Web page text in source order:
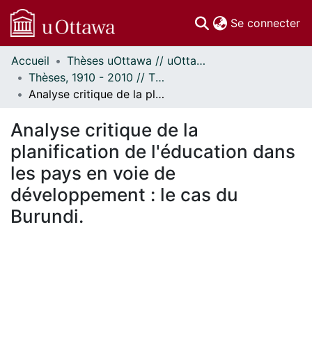
Se connecter
Communautés
et collections
Parcourir
À propos
Accueil
Thèses uOttawa // uOttawa Theses
Thèses, 1910 - 2010 // Theses, 1910 - 2010
Analyse critique de la planification de l'éducation dans les pays en voie de développement : le cas du Burundi.
Analyse critique de la
planification de l'éducation dans
les pays en voie de
développement : le cas du
Burundi.